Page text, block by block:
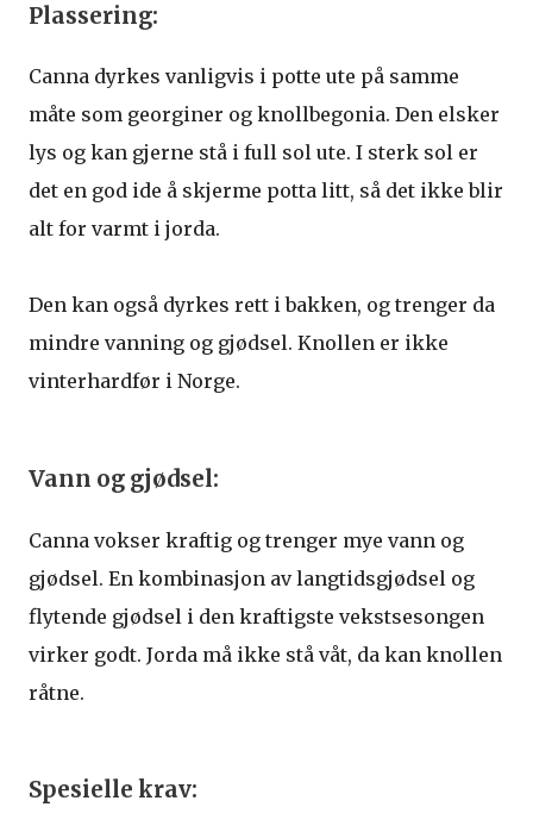
Plassering:
Canna dyrkes vanligvis i potte ute på samme
måte som georginer og knollbegonia. Den elsker
lys og kan gjerne stå i full sol ute. I sterk sol er
det en god ide å skjerme potta litt, så det ikke blir
alt for varmt i jorda.
Den kan også dyrkes rett i bakken, og trenger da
mindre vanning og gjødsel. Knollen er ikke
vinterhardfør i Norge.
Vann og gjødsel:
Canna vokser kraftig og trenger mye vann og
gjødsel. En kombinasjon av langtidsgjødsel og
flytende gjødsel i den kraftigste vekstsesongen
virker godt. Jorda må ikke stå våt, da kan knollen
råtne.
Spesielle krav: